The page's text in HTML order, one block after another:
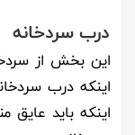
درب سردخانه
این بخش از
اینکه درب
اینکه باید